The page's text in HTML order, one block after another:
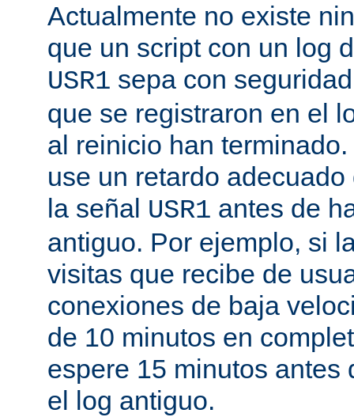
Actualmente no existe
que un script con un log
USR1 sepa con
que se registraron en el
al reinicio han
use un retardo
la señal USR1 antes de
antiguo. Por ejemplo, si
visitas que recibe de
conexiones de baja
de 10 minutos en
espere 15 minutos antes
el log antiguo.